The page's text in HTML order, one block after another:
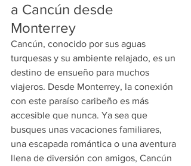
a Cancún desde
Monterrey
Cancún, conocido por sus aguas
turquesas y su ambiente relajado, es un
destino de ensueño para muchos
viajeros. Desde Monterrey, la conexión
con este paraíso caribeño es más
accesible que nunca. Ya sea que
busques unas vacaciones familiares,
una escapada romántica o una aventura
llena de diversión con amigos, Cancún